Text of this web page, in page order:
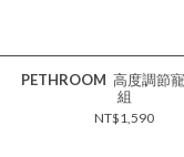
PETHROOM
組
NT$1,590